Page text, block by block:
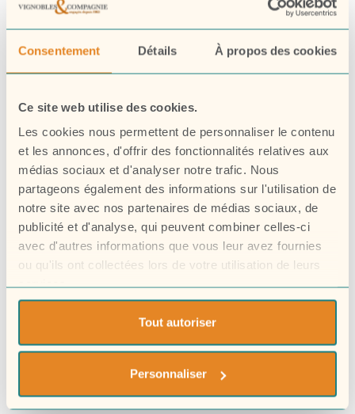
Consentement Détails À propos des cookies
Ce site web utilise des cookies.
Les cookies nous permettent de personnaliser le contenu
et les annonces, d'offrir des fonctionnalités relatives aux
médias sociaux et d'analyser notre trafic. Nous
partageons également des informations sur l'utilisation de
notre site avec nos partenaires de médias sociaux, de
publicité et d'analyse, qui peuvent combiner celles-ci
avec d'autres informations que vous leur avez fournies
ou qu'ils ont collectées lors de votre utilisation de leurs
services.
Tout autoriser
Personnaliser
Nos collections
La passion du vin